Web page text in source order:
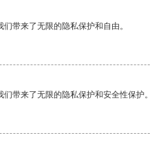
带来了无限的隐私保护和自由。
带来了无限的隐私保护和安全性保护